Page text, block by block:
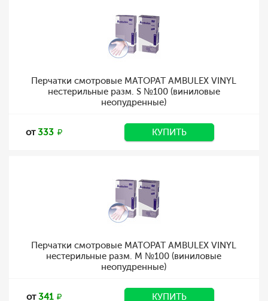
Перчатки смотровые MATOPAT AMBULEX VINYL
нестерильные разм. S №100 (виниловые
неопудренные)
от333 КУПИТЬ
Перчатки смотровые MATOPAT AMBULEX VINYL
нестерильные разм. M №100 (виниловые
неопудренные)
от341 КУПИТЬ